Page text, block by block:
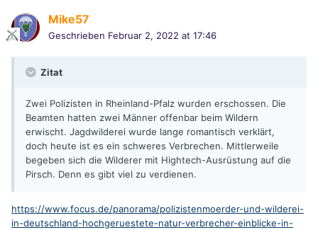
Mike57
Geschrieben Februar 2, 2022 at 17:46
Zitat
Zwei Polizisten in Rheinland-Pfalz wurden erschossen. Die
Beamten hatten zwei Männer offenbar beim Wildern
erwischt. Jagdwilderei wurde lange romantisch verklärt,
doch heute ist es ein schweres Verbrechen. Mittlerweile
begeben sich die Wilderer mit Hightech-Ausrüstung auf die
Pirsch. Denn es gibt viel zu verdienen.
https://www.focus.de/panorama/polizistenmoerder-und-wilderei-
in-deutschland-hochgeruestete-natur-verbrecher-einblicke-in-